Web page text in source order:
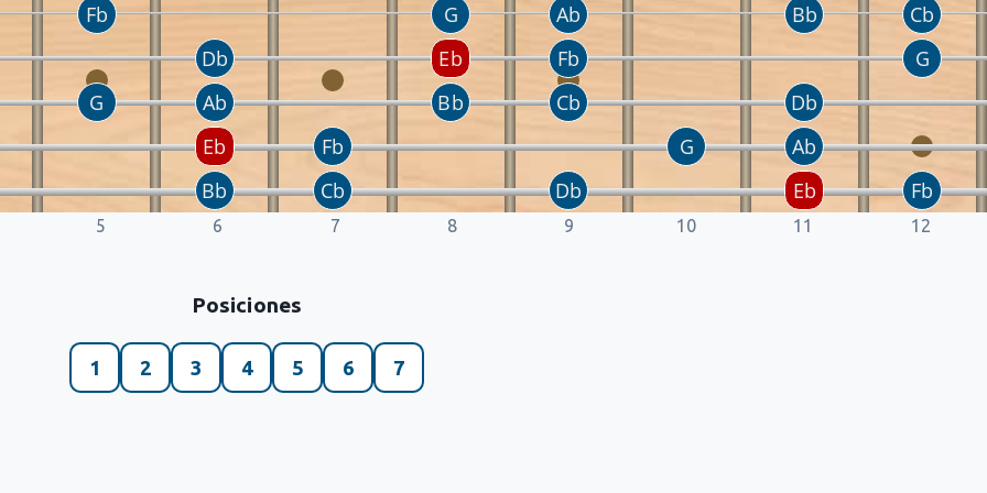
5 6 7 8 9 10 11 12
Posiciones
1 2 3 4 5 6 7